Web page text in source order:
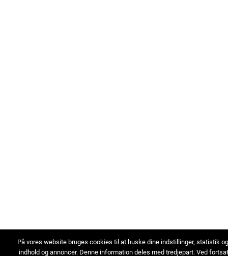
På vores website bruges cookies til at huske dine indstillinger, statistik
indhold og annoncer. Denne information deles med tredjepart. Ved